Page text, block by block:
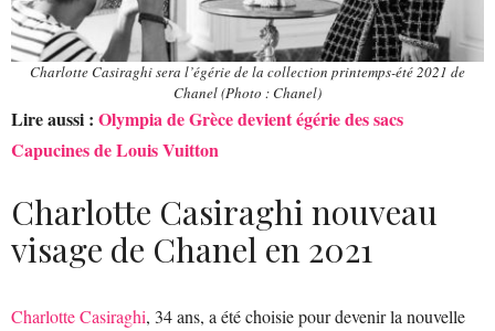
Charlotte Casiraghi sera l’égérie de la collection printemps-été 2021 de
Chanel (Photo : Chanel)
Lire aussi : Olympia de Grèce devient égérie des sacs
Capucines de Louis Vuitton
Charlotte Casiraghi nouveau
visage de Chanel en 2021
Charlotte Casiraghi, 34 ans, a été choisie pour devenir la nouvelle